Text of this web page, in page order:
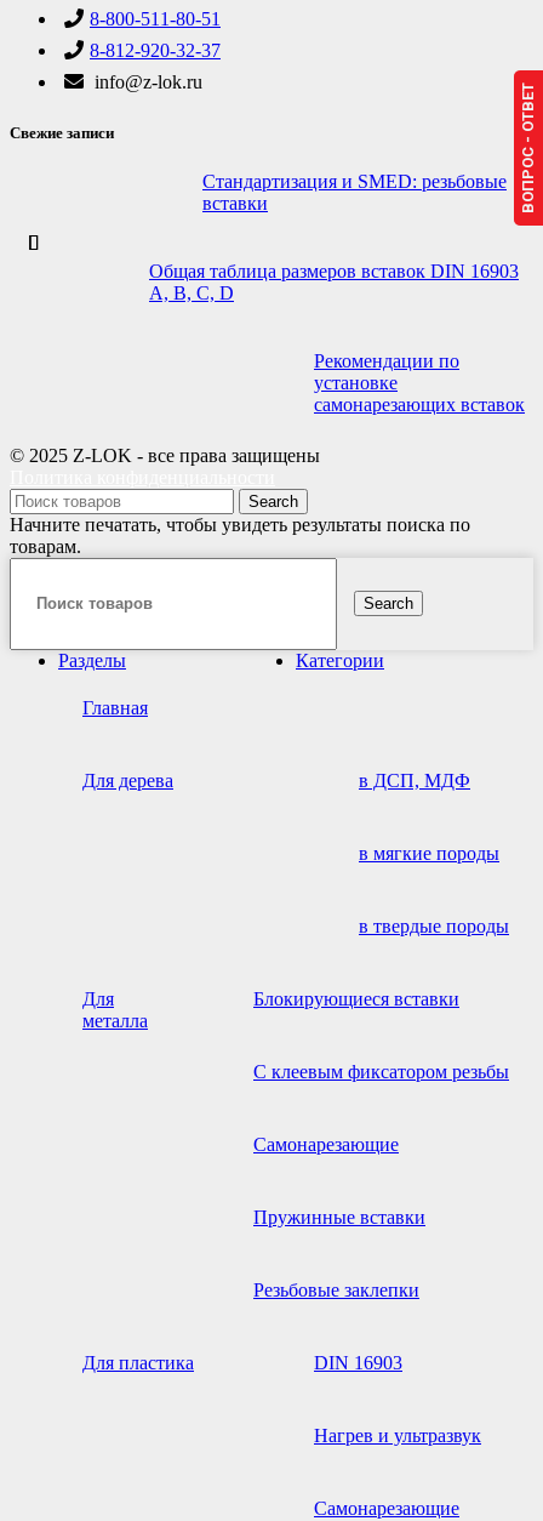
8-800-511-80-51
8-812-920-32-37
info@z-lok.ru
Свежие записи
Стандартизация и SMED: резьбовые
вставки
Общая таблица размеров вставок DIN 16903
A, B, C, D
Рекомендации по
установке
самонарезающих вставок
© 2025 Z-LOK - все права защищены
Search
Начните печатать, чтобы увидеть результаты поиска по
товарам.
Search
Разделы Категории
Главная
Для дерева в ДСП, МДФ
в мягкие породы
в твердые породы
Для
металла
Блокирующиеся вставки
С клеевым фиксатором резьбы
Самонарезающие
Пружинные вставки
Резьбовые заклепки
Для пластика DIN 16903
Нагрев и ультразвук
Самонарезающие
ВОПРОС - ОТВЕТ